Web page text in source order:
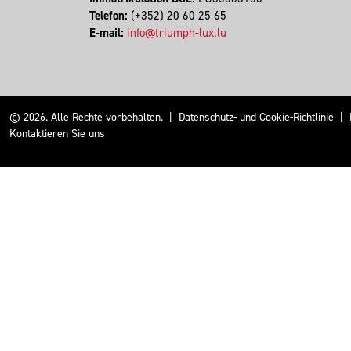
Telefon: (+352) 20 60 25 65
E-mail: info@triumph-lux.lu
© 2026. Alle Rechte vorbehalten. Datenschutz- und Cookie-Richtlinie
Kontaktieren Sie uns